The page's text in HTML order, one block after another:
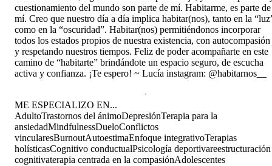
cuestionamiento del mundo son parte de mí. Habitarme, es parte de
mí. Creo que nuestro día a día implica habitar(nos), tanto en la
como en la “oscuridad”. Habitar(nos) permitiéndonos incorporar
todos los estados propios de nuestra existencia, con autocompasión
y respetando nuestros tiempos. Feliz de poder acompañarte en este
camino de “habitarte” brindándote un espacio seguro, de escucha
activa y confianza. ¡Te espero! ~ Lucía instagram: @habitarnos__
ME ESPECIALIZO EN...
AdultoTrastornos del ánimoDepresiónTerapia para la
ansiedadMindfulnessDueloConflictos
vincularesBurnoutAutoestimaEnfoque integrativoTerapias
holísticasCognitivo conductualPsicología deportivareestructuración
cognitivaterapia centrada en la compasiónAdolescentes